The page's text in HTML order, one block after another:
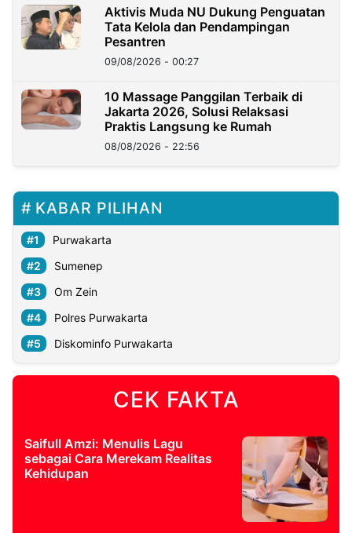
Aktivis Muda NU Dukung Penguatan
Tata Kelola dan Pendampingan
Pesantren
09/08/2026 - 00:27
10 Massage Panggilan Terbaik di
Jakarta 2026, Solusi Relaksasi
Praktis Langsung ke Rumah
08/08/2026 - 22:56
KABAR PILIHAN
Purwakarta
Sumenep
Om Zein
Polres Purwakarta
Diskominfo Purwakarta
CEK FAKTA
Saifull Amzi: Menulis Lagu
sebagai Cara Merekam Realitas
Kehidupan